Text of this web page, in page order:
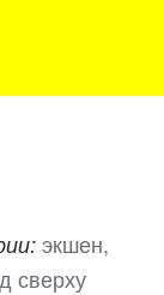
экшен,
сверху